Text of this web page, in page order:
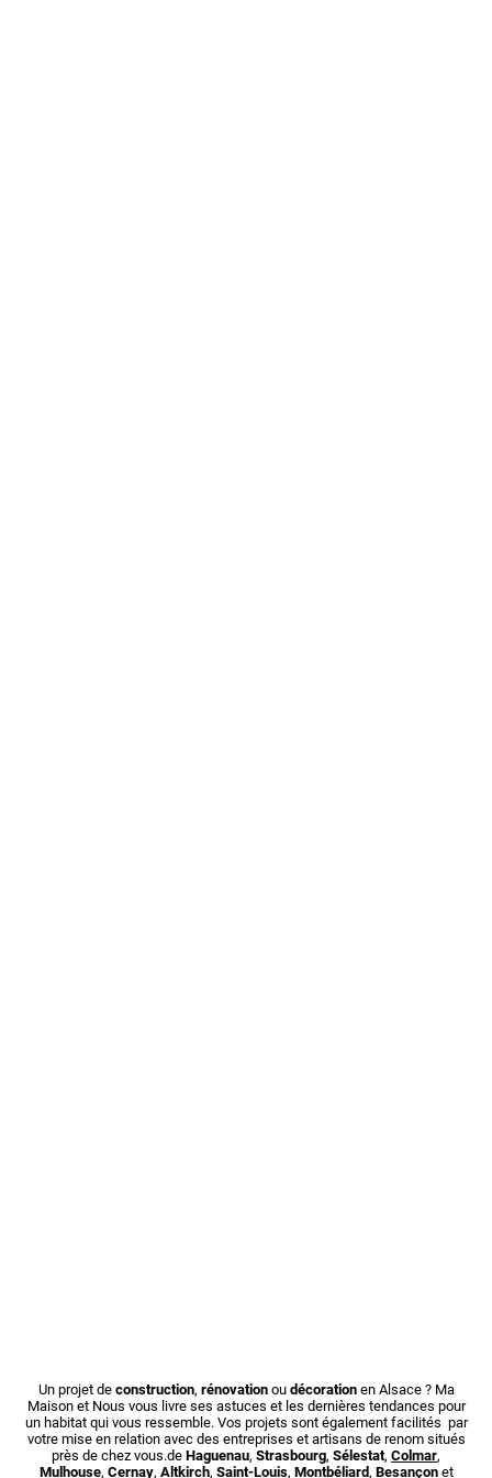
Un projet de construction, rénovationou décorationen Alsace ? Ma
Maison et Nous vous livre ses astuces et les dernières tendances pour
un habitat qui vous ressemble. Vos projets sont également facilités par
votre mise en relation avec des entreprises et artisans de renom situés
près de chez vous.de Haguenau, Strasbourg, Sélestat, Colmar,
Mulhouse, Cernay, Altkirch, Saint-Louis, Montbéliard, Besançonet